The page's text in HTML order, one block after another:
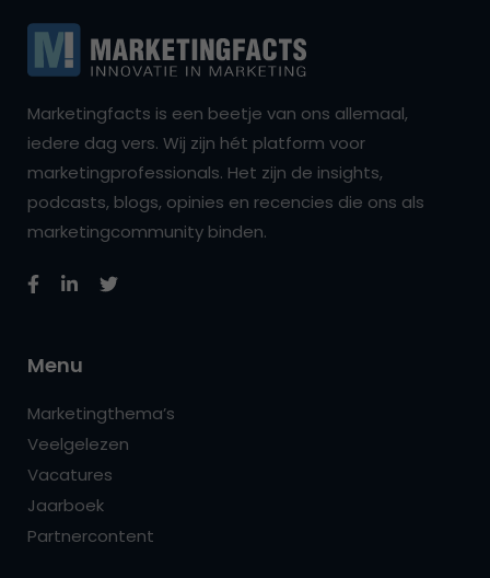
Marketingfacts is een beetje van ons allemaal,
iedere dag vers. Wij zijn hét platform voor
marketingprofessionals. Het zijn de insights,
podcasts, blogs, opinies en recencies die ons als
marketingcommunity binden.
Menu
Marketingthema’s
Veelgelezen
Vacatures
Jaarboek
Partnercontent